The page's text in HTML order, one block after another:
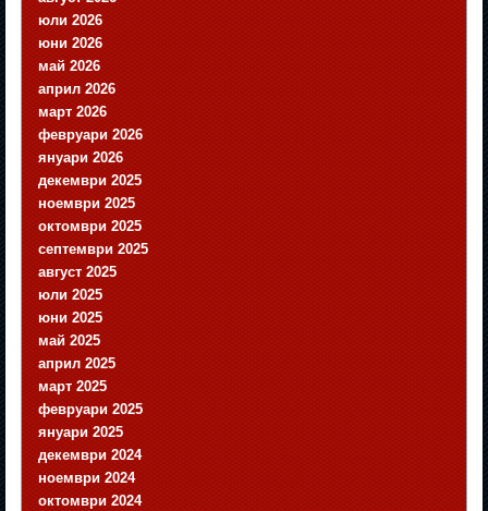
юли 2026
юни 2026
май 2026
април 2026
март 2026
февруари 2026
януари 2026
декември 2025
ноември 2025
октомври 2025
септември 2025
август 2025
юли 2025
юни 2025
май 2025
април 2025
март 2025
февруари 2025
януари 2025
декември 2024
ноември 2024
октомври 2024